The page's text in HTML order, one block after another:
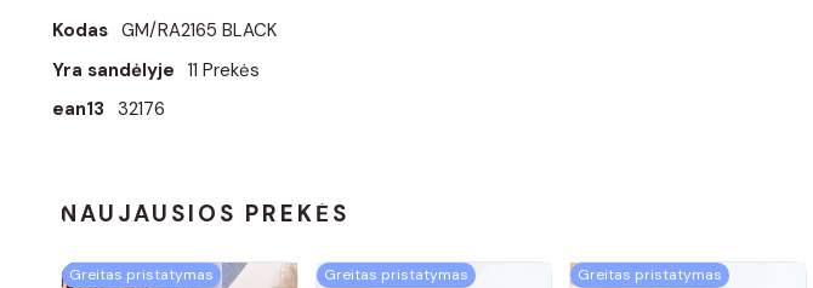
Kodas GM/RA2165 BLACK
Yra sandėlyje 11 Prekės
ean13 32176
NAUJAUSIOS PREKĖS
Greitas pristatymas
Greitas pristatymas
Greitas pristatymas